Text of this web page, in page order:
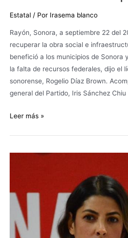
Estatal / Por Irasema blanco
Rayón, Sonora, a septiembre 22 del
recuperar la obra social e
benefició a los municipios de Sonora
la falta de recursos federales, dijo el
sonorense, Rogelio Díaz Brown.
general del Partido, Iris Sánchez
Leer más »
Beltrones
soluciones
inmediatas